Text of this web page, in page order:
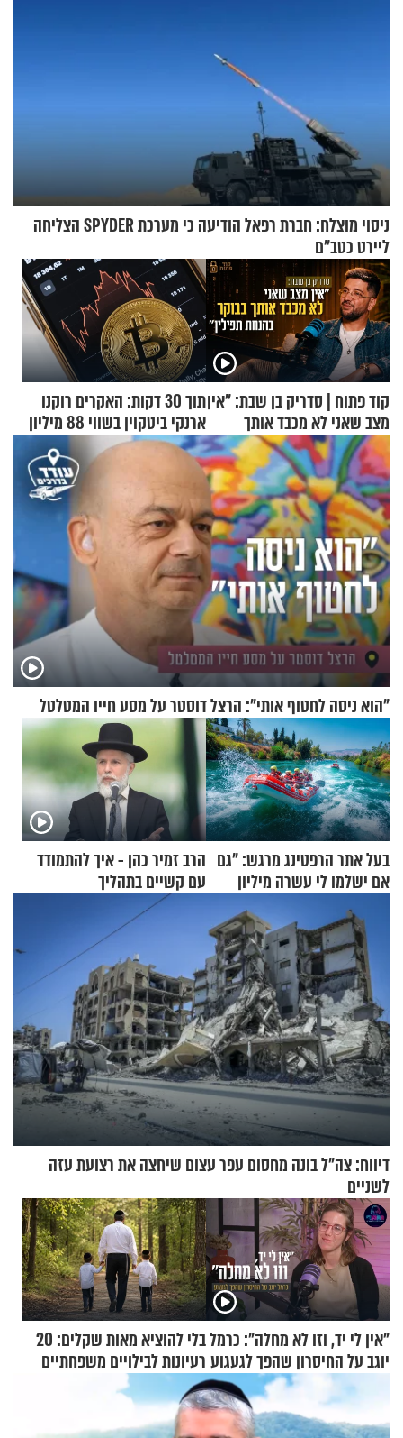
ניסוי מוצלח: חברת רפאל הודיעה כי מערכת SPYDER הצליחה
ליירט כטב"ם
קוד פתוח | סדריק בן שבת: "אין
מצב שאני לא מכבד אותך
בבוקר בהנחת תפילין"
תוך 30 דקות: האקרים רוקנו
ארנקי ביטקוין בשווי 88 מיליון
דולר
"הוא ניסה לחטוף אותי": הרצל דוסטר על מסע חייו המטלטל
בעל אתר הרפטינג מרגש: "גם
אם ישלמו לי עשרה מיליון
שקלים - לא אפתח בשבת"
הרב זמיר כהן - איך להתמודד
עם קשיים בתהליך
ההתחזקות?
דיווח: צה"ל בונה מחסום עפר עצום שיחצה את רצועת עזה
לשניים
"אין לי יד, וזו לא מחלה": כרמל
יוגב על החיסרון שהפך לגעגוע
בלי להוציא מאות שקלים: 20
רעיונות לבילויים משפחתיים
כמעט בחינם